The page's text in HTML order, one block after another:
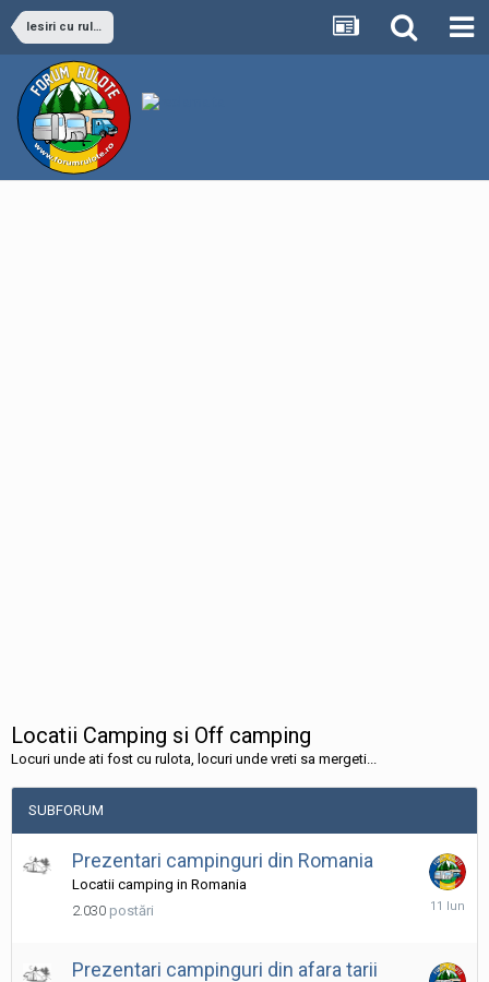
Iesiri cu rulota si locatii campare
Locatii Camping si Off camping
Locuri unde ati fost cu rulota, locuri unde vreti sa mergeti...
SUBFORUM
Prezentari campinguri din Romania
Locatii camping in Romania
2.030 postări
11
Prezentari campinguri din afara tarii